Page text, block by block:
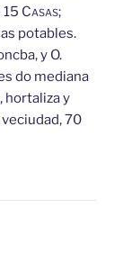
Casas;
potables.
y O.
do mediana
hortaliza y
veciudad, 70